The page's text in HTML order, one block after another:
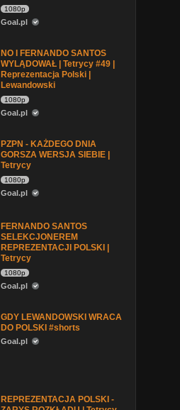
1080p
Goal.pl
NO I FERNANDO SANTOS
WYLĄDOWAŁ | Tetrycy #49 |
Reprezentacja Polski |
Lewandowski
1080p
Goal.pl
PZPN - KAŻDEGO DNIA
GORSZA WERSJA SIEBIE |
Tetrycy
1080p
Goal.pl
FERNANDO SANTOS
SELEKCJONEREM
REPREZENTACJI POLSKI |
Tetrycy
1080p
Goal.pl
GDY LEWANDOWSKI WRACA
DO POLSKI #shorts
Goal.pl
REPREZENTACJA POLSKI -